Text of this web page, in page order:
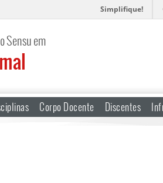
Simplifique!
Sensu em
Corpo Docente Discentes